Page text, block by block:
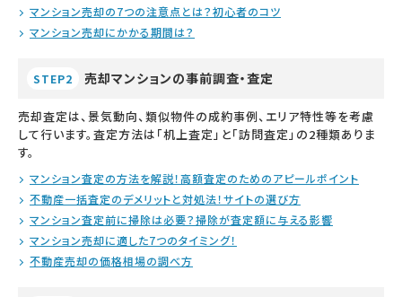
マンション売却の7つの注意点とは？初心者のコツ
マンション売却にかかる期間は？
STEP2 売却マンションの事前調査・査定
売却査定は、景気動向、類似物件の成約事例、エリア特性等を考慮
して行います。査定方法は「机上査定」と「訪問査定」の2種類ありま
す。
マンション査定の方法を解説！高額査定のためのアピールポイント
不動産一括査定のデメリットと対処法！サイトの選び方
マンション査定前に掃除は必要？掃除が査定額に与える影響
マンション売却に適した7つのタイミング！
不動産売却の価格相場の調べ方